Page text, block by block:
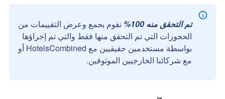
تم التحقق منه 100%
نقوم بجمع وعرض التقييمات من
الحجوزات التي تم التحقق منها فقط والتي تم إجراؤها
بواسطة مستخدمين حقيقيين مع HotelsCombined أو
مع شركائنا الخارجيين الموثوقين.